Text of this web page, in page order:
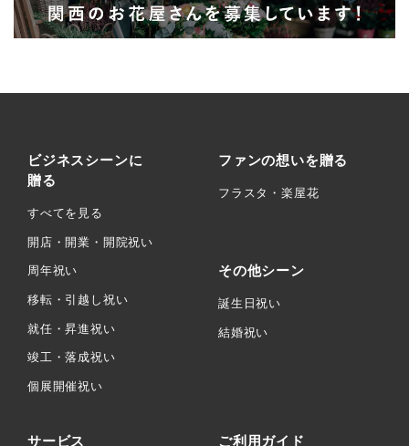
ビジネスシーンに
贈る
すべてを見る
開店・開業・開院祝い
周年祝い
移転・引越し祝い
就任・昇進祝い
竣工・落成祝い
個展開催祝い
ファンの想いを贈る
フラスタ・楽屋花
その他シーン
誕生日祝い
結婚祝い
サービス ご利用ガイド